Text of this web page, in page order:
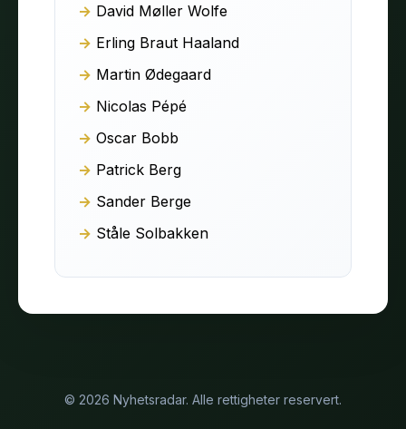
David Møller Wolfe
Erling Braut Haaland
Martin Ødegaard
Nicolas Pépé
Oscar Bobb
Patrick Berg
Sander Berge
Ståle Solbakken
© 2026 Nyhetsradar. Alle rettigheter reservert.